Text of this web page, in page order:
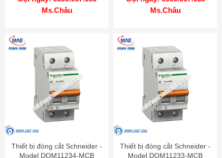
Ms.Châu
Ms.Châu
Thiết bị đóng cắt Schneider -
Model DOM11234-MCB
Thiết bị đóng cắt Schneider -
Model DOM11233-MCB